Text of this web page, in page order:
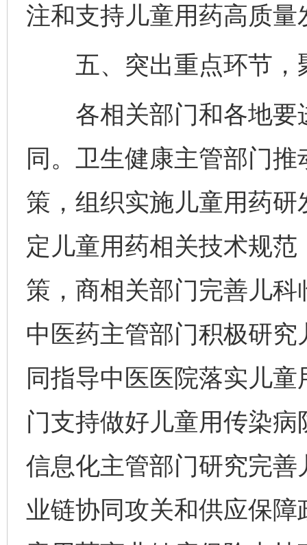
注和支持儿童用药高质量
五、突出重点环节，
各相关部门和各地要
同。卫生健康主管部门
策，组织实施儿童用药
定儿童用药相关技术规
策，商相关部门完善儿
中医药主管部门积极研
同指导中医医院落实儿
门支持做好儿童用传染
信息化主管部门研究完
业链协同攻关和供应保